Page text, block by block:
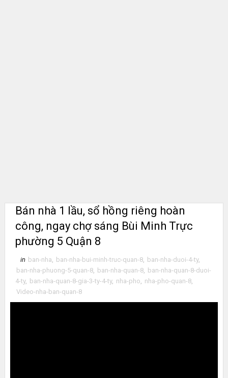
Bán nhà 1 lầu, sổ hồng riêng hoàn
công, ngay chợ sáng Bùi Minh Trực
phường 5 Quận 8
in ban-nha, ban-nha-bui-minh-truc-quan-8, ban-nha-duoi-4-ty,
ban-nha-phuong-5-quan-8, ban-nha-quan-8, ban-nha-quan-8-duoi-
4-ty, ban-nha-quan-8-gia-3-ty-4-ty, nha-pho, nha-pho-quan-8,
Video-nha-ban-quan-8